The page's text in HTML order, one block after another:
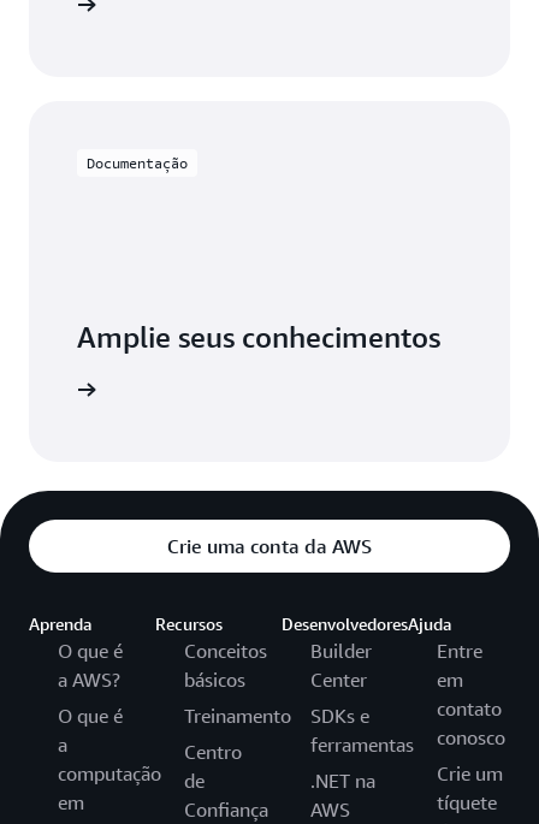
Documentação
Amplie seus conhecimentos
Crie uma conta da AWS
Aprenda
O que é
a AWS?
O que é
a
computação
em
Recursos
Conceitos
básicos
Treinamento
Centro
de
Confiança
Desenvolvedores
Builder
Center
SDKs e
ferramentas
.NET na
AWS
Ajuda
Entre
em
contato
conosco
Crie um
tíquete